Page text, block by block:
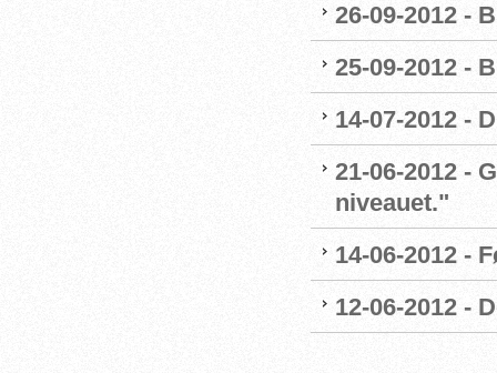
26-09-2012 -
25-09-2012 -
14-07-2012 -
21-06-2012 -
niveauet."
14-06-2012 -
12-06-2012 -